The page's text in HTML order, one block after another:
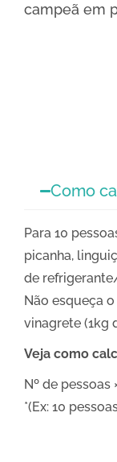
campeã em
Como
Para 10
picanha,
de
Não esqueça
vinagrete (1kg
Veja como
Nº de
*(Ex: 10